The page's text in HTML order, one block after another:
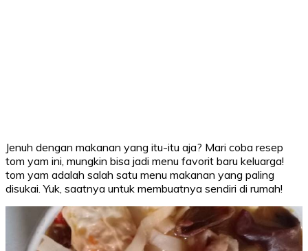
Jenuh dengan makanan yang itu-itu aja? Mari coba resep
tom yam ini, mungkin bisa jadi menu favorit baru keluarga!
tom yam adalah salah satu menu makanan yang paling
disukai. Yuk, saatnya untuk membuatnya sendiri di rumah!